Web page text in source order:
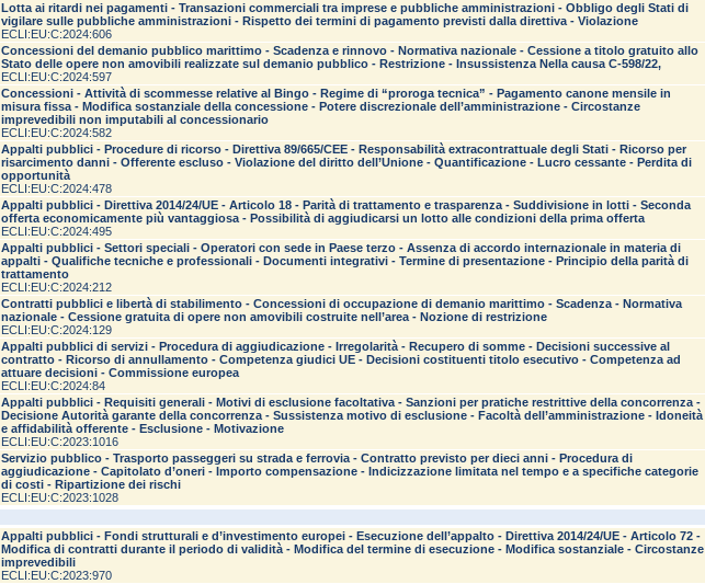
Lotta ai ritardi nei pagamenti - Transazioni commerciali tra imprese e pubbliche amministrazioni - Obbligo degli Stati di
vigilare sulle pubbliche amministrazioni - Rispetto dei termini di pagamento previsti dalla direttiva - Violazione
ECLI:EU:C:2024:606
Concessioni del demanio pubblico marittimo - Scadenza e rinnovo - Normativa nazionale - Cessione a titolo gratuito allo
Stato delle opere non amovibili realizzate sul demanio pubblico - Restrizione - Insussistenza Nella causa C‑598/22,
ECLI:EU:C:2024:597
Concessioni - Attività di scommesse relative al Bingo - Regime di “proroga tecnica” - Pagamento canone mensile in
misura fissa - Modifica sostanziale della concessione - Potere discrezionale dell’amministrazione - Circostanze
imprevedibili non imputabili al concessionario
ECLI:EU:C:2024:582
Appalti pubblici - Procedure di ricorso - Direttiva 89/665/CEE - Responsabilità extracontrattuale degli Stati - Ricorso per
risarcimento danni - Offerente escluso - Violazione del diritto dell’Unione - Quantificazione - Lucro cessante - Perdita di
opportunità
ECLI:EU:C:2024:478
Appalti pubblici - Direttiva 2014/24/UE - Articolo 18 - Parità di trattamento e trasparenza - Suddivisione in lotti - Seconda
offerta economicamente più vantaggiosa - Possibilità di aggiudicarsi un lotto alle condizioni della prima offerta
ECLI:EU:C:2024:495
Appalti pubblici - Settori speciali - Operatori con sede in Paese terzo - Assenza di accordo internazionale in materia di
appalti - Qualifiche tecniche e professionali - Documenti integrativi - Termine di presentazione - Principio della parità di
trattamento
ECLI:EU:C:2024:212
Contratti pubblici e libertà di stabilimento - Concessioni di occupazione di demanio marittimo - Scadenza - Normativa
nazionale - Cessione gratuita di opere non amovibili costruite nell’area - Nozione di restrizione
ECLI:EU:C:2024:129
Appalti pubblici di servizi - Procedura di aggiudicazione - Irregolarità - Recupero di somme - Decisioni successive al
contratto - Ricorso di annullamento - Competenza giudici UE - Decisioni costituenti titolo esecutivo - Competenza ad
attuare decisioni - Commissione europea
ECLI:EU:C:2024:84
Appalti pubblici - Requisiti generali - Motivi di esclusione facoltativa - Sanzioni per pratiche restrittive della concorrenza -
Decisione Autorità garante della concorrenza - Sussistenza motivo di esclusione - Facoltà dell’amministrazione - Idoneità
e affidabilità offerente - Esclusione - Motivazione
ECLI:EU:C:2023:1016
Servizio pubblico - Trasporto passeggeri su strada e ferrovia - Contratto previsto per dieci anni - Procedura di
aggiudicazione - Capitolato d’oneri - Importo compensazione - Indicizzazione limitata nel tempo e a specifiche categorie
di costi - Ripartizione dei rischi
ECLI:EU:C:2023:1028
Appalti pubblici - Fondi strutturali e d’investimento europei - Esecuzione dell’appalto - Direttiva 2014/24/UE - Articolo 72 -
Modifica di contratti durante il periodo di validità - Modifica del termine di esecuzione - Modifica sostanziale - Circostanze
imprevedibili
ECLI:EU:C:2023:970